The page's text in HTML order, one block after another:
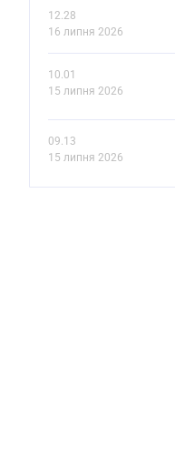
12.28
16 липня 2026
10.01
15 липня 2026
09.13
15 липня 2026